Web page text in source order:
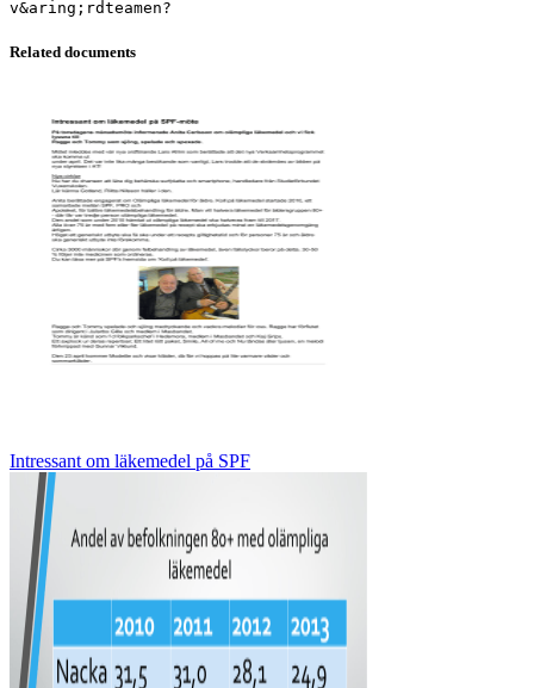
Related documents
Intressant om läkemedel på SPF